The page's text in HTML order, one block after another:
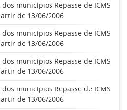
municípios Repasse de ICMS
de 13/06/2006
municípios Repasse de ICMS
de 13/06/2006
municípios Repasse de ICMS
de 13/06/2006
municípios Repasse de ICMS
de 13/06/2006